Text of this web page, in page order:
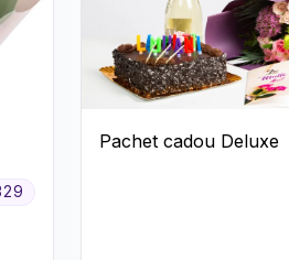
Pachet cadou Deluxe